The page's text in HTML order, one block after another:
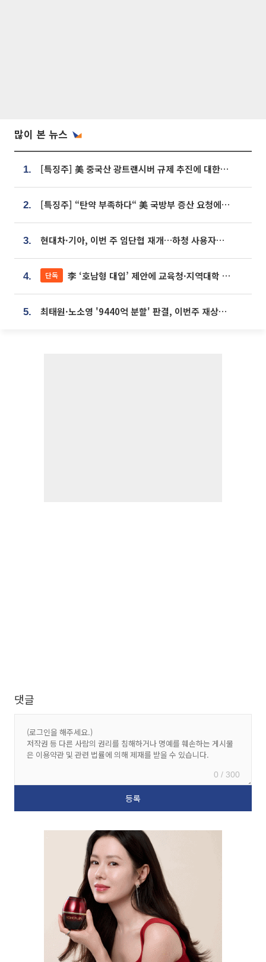
많이 본 뉴스
1. [특징주] 美 중국산 광트랜시버 규제 추진에 대한광통신 등 광통신株 강세
2. [특징주] “탄약 부족하다“ 美 국방부 증산 요청에⋯국내 방산주 급등세
3. 현대차·기아, 이번 주 임단협 재개…하청 사용자성 재심도 ‘변수’
4. 단독 李 ‘호남형 대입’ 제안에 교육청·지역대학 서·논술형 입시 연계 '착수'
5. 최태원·노소영 '9440억 분할' 판결, 이번주 재상고 여부 주목
댓글
0 / 300